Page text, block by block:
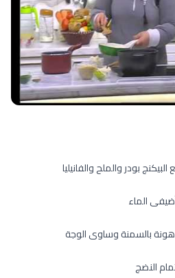
بودر والملح والفانيليا
الماء
بالسمنة وساوى الوجة
النضج